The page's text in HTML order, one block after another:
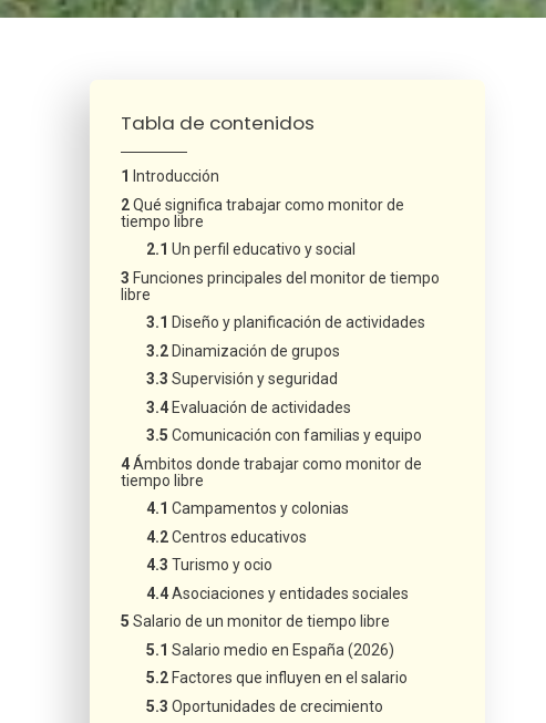
Tabla de contenidos
Introducción
Qué significa trabajar como monitor de
tiempo libre
Un perfil educativo y social
Funciones principales del monitor de tiempo
libre
Diseño y planificación de actividades
Dinamización de grupos
Supervisión y seguridad
Evaluación de actividades
Comunicación con familias y equipo
Ámbitos donde trabajar como monitor de
tiempo libre
Campamentos y colonias
Centros educativos
Turismo y ocio
Asociaciones y entidades sociales
Salario de un monitor de tiempo libre
Salario medio en España (2026)
Factores que influyen en el salario
Oportunidades de crecimiento